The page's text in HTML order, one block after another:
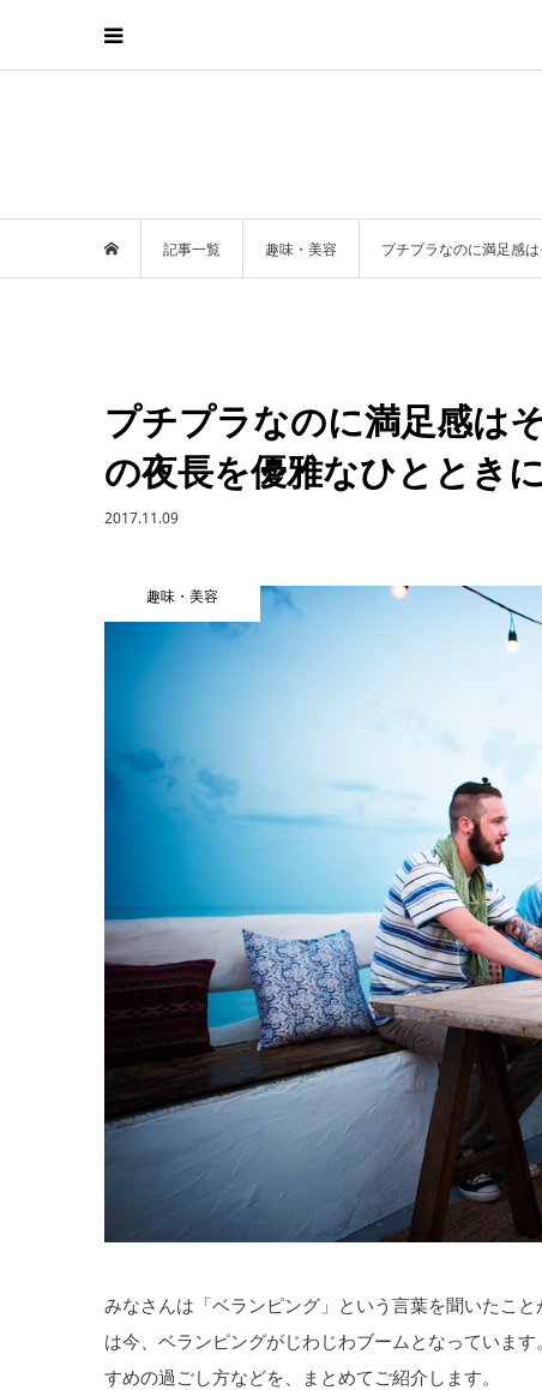
記事一覧 趣味・美容 プチプラなのに満足感
プチプラなのに満足感は
の夜長を優雅なひとときに
2017.11.09
趣味・美容
みなさんは「ベランピング」という言葉を聞いたこ
は今、ベランピングがじわじわブームとなっていま
すめの過ごし方などを、まとめてご紹介します。